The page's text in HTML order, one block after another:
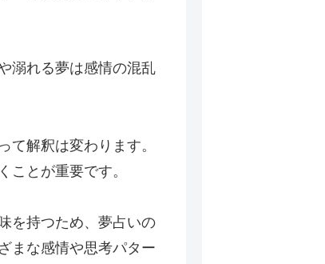
溺れる夢は感情の混乱
て解釈は変わります。
ことが重要です。
を持つため、夢占いの
まな感情や思考パター